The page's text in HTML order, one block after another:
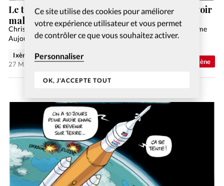
Ce site utilise des cookies pour améliorer
votre expérience utilisateur et vous permet
de contrôler ce que vous souhaitez activer.
Personnaliser
OK, J'ACCEPTE TOUT
Trait d'Ixène
Le trait d’Ixène: les rebelles attaquent le pouvoir
malien
Christianisme Aujourd'hui Article tiré du numéro Christianisme
Aujourd’hui Juin 2026 Commander S’abonner
Ixène
27 Mai 2026